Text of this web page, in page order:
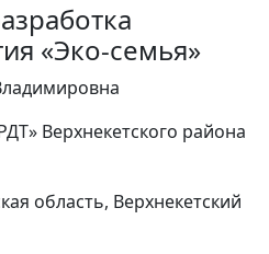
«Эко-семья»
Верхнекетского района
область, Верхнекетский